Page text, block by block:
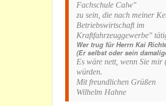
Fachschule Calw"
zu sein, die nach meiner
Betriebswirtschaft im
Kraftfahrzeuggewerbe"
Wer trug für Herrn Kai
(Er selbst oder sein
Es wäre nett, wenn Sie
würden.
Mit freundlichen Grüßen
Wilhelm Hahne